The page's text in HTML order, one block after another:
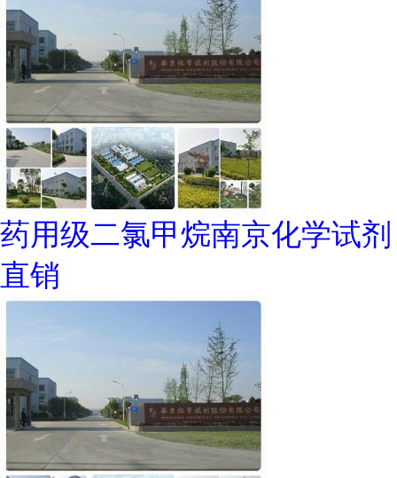
药用级二氯甲烷南京化学试剂
直销